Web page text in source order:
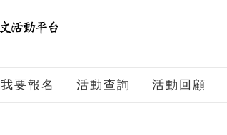
我要報名 活動查詢 活動回顧